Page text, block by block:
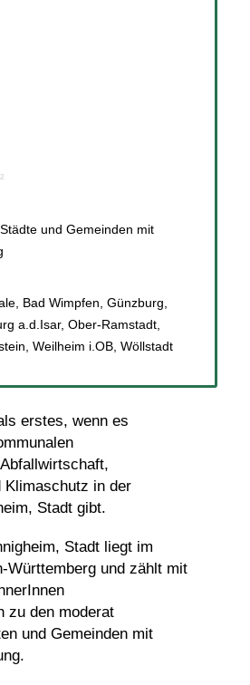
erstes, wenn es
Klimaschutz in der
Stadt gibt.
Stadt liegt im
Württemberg und zählt mit
zu den moderat
und Gemeinden mit
und Gemeinden mit
, Bad Wimpfen Günzburg
a.d.Isar, Ober-Ramstadt,
Weilheim i.OB, Wöllstadt